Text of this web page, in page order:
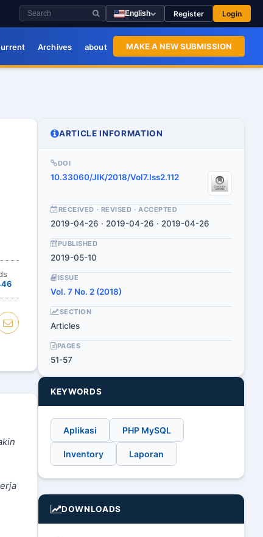
English Register Login
Archives about MAKE A NEW SUBMISSION
ARTICLE INFORMATION
DOI
10.33060/JIK/2018/Vol7.Iss2.112
RECEIVED · REVISED · ACCEPTED
2019-04-26 · 2019-04-26 · 2019-04-26
PUBLISHED
2019-05-10
ISSUE
Vol. 7 No. 2 (2018)
SECTION
Articles
PAGES
51-57
KEYWORDS
Aplikasi PHP MySQL
Inventory Laporan
DOWNLOADS